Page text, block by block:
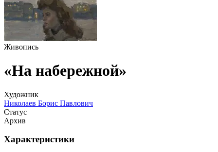
Живопись
«На набережной»
Художник
Николаев Борис Павлович
Статус
Архив
Характеристики